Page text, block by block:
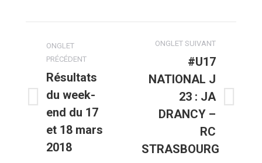
commentaire
ONGLET
PRÉCÉDENT
précédent
Résultats
du week-
end du 17
et 18 mars
2018
ONGLET SUIVANT
suivant
#U17
NATIONAL J
23 : JA
DRANCY –
RC
STRASBOURG